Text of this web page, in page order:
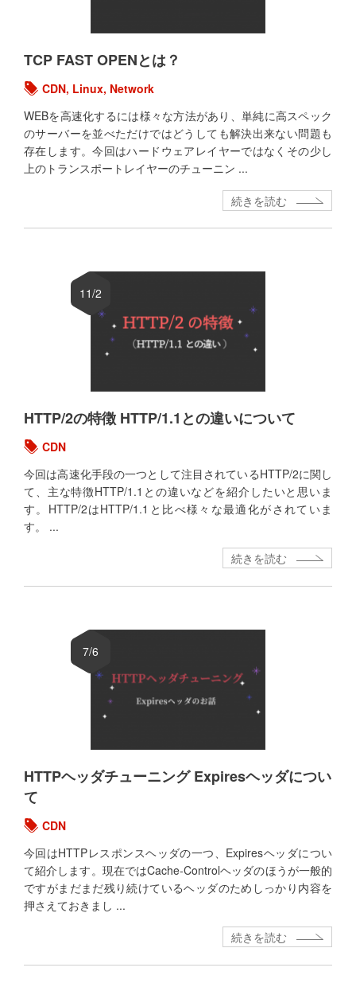
TCP FAST OPENとは？
CDN, Linux, Network
WEBを高速化するには様々な方法があり、単純に高スペック
のサーバーを並べただけではどうしても解決出来ない問題も
存在します。今回はハードウェアレイヤーではなくその少し
上のトランスポートレイヤーのチューニン ...
続きを読む
HTTP/2の特徴 HTTP/1.1との違いについて
11/2
CDN
今回は高速化手段の一つとして注目されているHTTP/2に関し
て、主な特徴HTTP/1.1との違いなどを紹介したいと思いま
す。HTTP/2はHTTP/1.1と比べ様々な最適化がされていま
す。 ...
続きを読む
HTTPヘッダチューニング Expiresヘッダについ
て
7/6
CDN
今回はHTTPレスポンスヘッダの一つ、Expiresヘッダについ
て紹介します。現在ではCache-Controlヘッダのほうが一般的
ですがまだまだ残り続けているヘッダのためしっかり内容を
押さえておきまし ...
続きを読む